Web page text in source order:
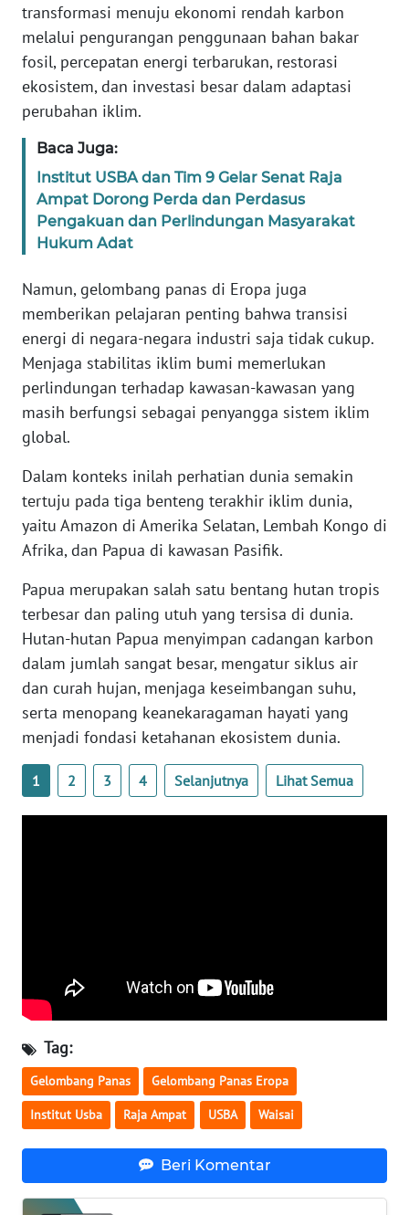
transformasi menuju ekonomi rendah karbon
melalui pengurangan penggunaan bahan bakar
fosil, percepatan energi terbarukan, restorasi
ekosistem, dan investasi besar dalam adaptasi
perubahan iklim.
Baca Juga:
Institut USBA dan Tim 9 Gelar Senat Raja
Ampat Dorong Perda dan Perdasus
Pengakuan dan Perlindungan Masyarakat
Hukum Adat
Namun, gelombang panas di Eropa juga
memberikan pelajaran penting bahwa transisi
energi di negara-negara industri saja tidak cukup.
Menjaga stabilitas iklim bumi memerlukan
perlindungan terhadap kawasan-kawasan yang
masih berfungsi sebagai penyangga sistem iklim
global.
Dalam konteks inilah perhatian dunia semakin
tertuju pada tiga benteng terakhir iklim dunia,
yaitu Amazon di Amerika Selatan, Lembah Kongo di
Afrika, dan Papua di kawasan Pasifik.
Papua merupakan salah satu bentang hutan tropis
terbesar dan paling utuh yang tersisa di dunia.
Hutan-hutan Papua menyimpan cadangan karbon
dalam jumlah sangat besar, mengatur siklus air
dan curah hujan, menjaga keseimbangan suhu,
serta menopang keanekaragaman hayati yang
menjadi fondasi ketahanan ekosistem dunia.
1 2 3 4 Selanjutnya Lihat Semua
Tag:
Gelombang Panas Gelombang Panas Eropa
Institut Usba Raja Ampat USBA Waisai
Beri Komentar
PAPUA
WN
PAPUA
BARAT
WN
WN
SERAMBI
JAMBI
WN
SULTRA
WN
NTB
WN
SULTENG
WN
WN
BABEL
WN
WN
SUMSEL
WN
WN
NUSANTARA
WN
JOGJA